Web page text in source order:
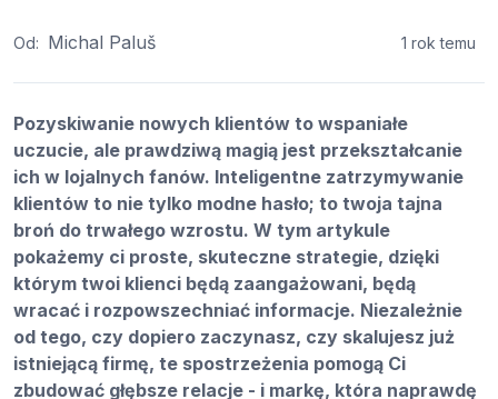
Od: Michal Paluš 1 rok temu
Pozyskiwanie nowych klientów to wspaniałe
uczucie, ale prawdziwą magią jest przekształcanie
ich w lojalnych fanów. Inteligentne zatrzymywanie
klientów to nie tylko modne hasło; to twoja tajna
broń do trwałego wzrostu. W tym artykule
pokażemy ci proste, skuteczne strategie, dzięki
którym twoi klienci będą zaangażowani, będą
wracać i rozpowszechniać informacje. Niezależnie
od tego, czy dopiero zaczynasz, czy skalujesz już
istniejącą firmę, te spostrzeżenia pomogą Ci
zbudować głębsze relacje - i markę, która naprawdę